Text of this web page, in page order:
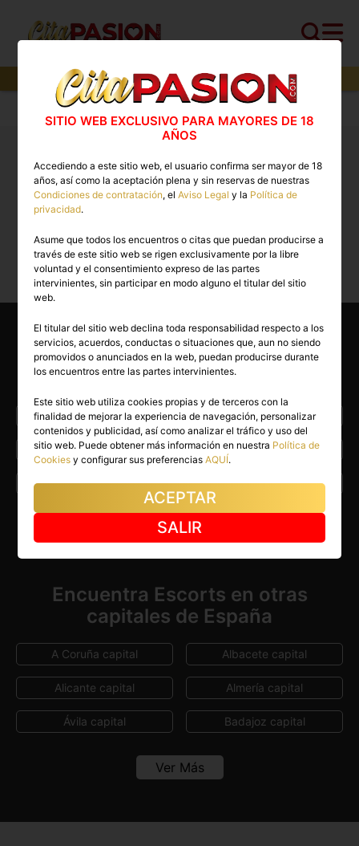
perfiles,0perfiles verificados y0con video
Cita PASION.COM
>Escorts> Toledo> Bargas
Putas Bargas. ❤️ Los mejores anuncios de Escorts
en Cita PASION.COM
disponibles para esta búsqueda.
Encuentra Escorts en otras
localidades
Ajofrín Alameda de la Sagra
Albarreal de Tajo Alcabón
Almorox Añover de Tajo
Argés Borox
Illescas Miguel Esteban
Portillo de Toledo Seseña
Sonseca Talavera de la Reina
Toledo capital Torrijos
Ver Más
Encuentra Escorts en otras
capitales de España
A Coruña capital Albacete capital
Alicante capital Almería capital
Ávila capital Badajoz capital
Barcelona capital
Cádiz capital Castellón capital
Ver Más
SITIO WEB EXCLUSIVO PARA MAYORES DE 18
AÑOS
Accediendo a este sitio web, el usuario confirma ser mayor de 18
años, así como la aceptación plena y sin reservas de nuestras
Condiciones de contratación, elAviso Legal y la Política de
privacidad.
Asume que todos los encuentros o citas que puedan producirse a
través de este sitio web se rigen exclusivamente por la libre
voluntad y el consentimiento expreso de las partes
intervinientes, sin participar en modo alguno el titular del sitio
web.
El titular del sitio web declina toda responsabilidad respecto a los
servicios, acuerdos, conductas o situaciones que, aun no siendo
promovidos o anunciados en la web, puedan producirse durante
los encuentros entre las partes intervinientes.
Este sitio web utiliza cookies propias y de terceros con la
finalidad de mejorar la experiencia de navegación, personalizar
contenidos y publicidad, así como analizar el tráfico y uso del
sitio web. Puede obtener más información en nuestra Política de
Cookies y configurar sus preferenciasAQUÍ.
ACEPTAR
SALIR